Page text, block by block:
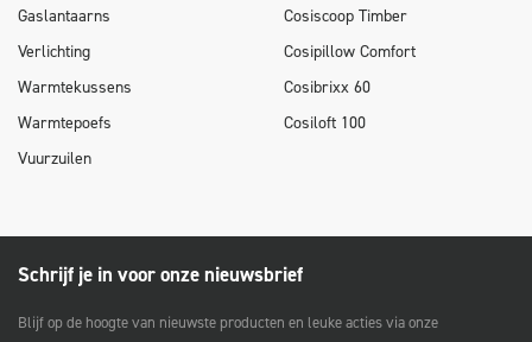
Gaslantaarns
Verlichting
Warmtekussens
Warmtepoefs
Vuurzuilen
Cosiscoop Timber
Cosipillow Comfort
Cosibrixx 60
Cosiloft 100
Schrijf je in voor onze nieuwsbrief
Blijf op de hoogte van nieuwste producten en leuke acties via onze